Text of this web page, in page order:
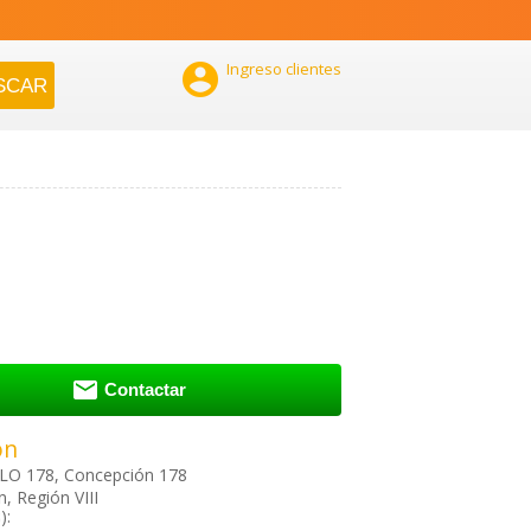
 Ingreso clientes
 Contactar
178, Concepción 178
Región VIII